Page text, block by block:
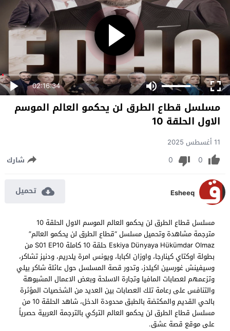
02:16:34
مسلسل قطاع الطرق لن يحكمو العالم الموسم
الاول الحلقة 10
11 أغسطس 2025
0
0 شارك
Esheeq تحميل
مسلسل قطاع الطرق لن يحكمو العالم الموسم الاول الحلقة 10
مترجمة مشاهدة وتحميل مسلسل “قطاع الطرق لن يحكمو العالم”
Eskiya Dünyaya Hükümdar Olmaz حلقة 10 كاملة S01 EP10 من
بطولة اوكتاي كينارجا، واوزان اكبابا، ويونس امرة يلدريم، ودنيز تشاكر،
وسيفينش غورسين اكيلدز، وتدور قصة المسلسل حول عائلة شاكر بيلي
وتزعمهم لعصابات المافيا وتجارة الاسلحة وبعض الاعمال المشبوهة
والتنافس على رعامة تلك العصابات بين العديد من الشخصيات المؤثرة
بالحي القديم والمكتضة بالطبق محدودة الدخل، شاهد الحلقة 10 من
مسلسل قطاع الطرق لن يحكمو العالم التركي بالترجمة العربية حصرياً
على موقع قصة عشق.